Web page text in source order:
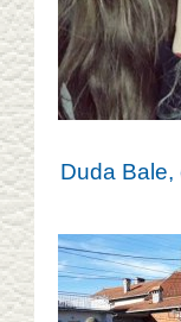
Duda Bale,